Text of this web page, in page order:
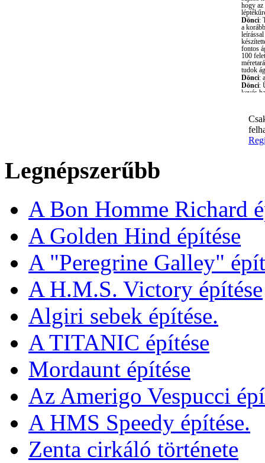
Legnépszerűbb
A Bon Homme Richard
A Golden Hind építése
A "Peregrine Galley"
A H.M.S. Victory építése
Algiri sebek építése.
A TITANIC építése
Mordaunt építése
Az Amerigo Vespucci
A HMS Speedy építése.
Zenta cirkáló története